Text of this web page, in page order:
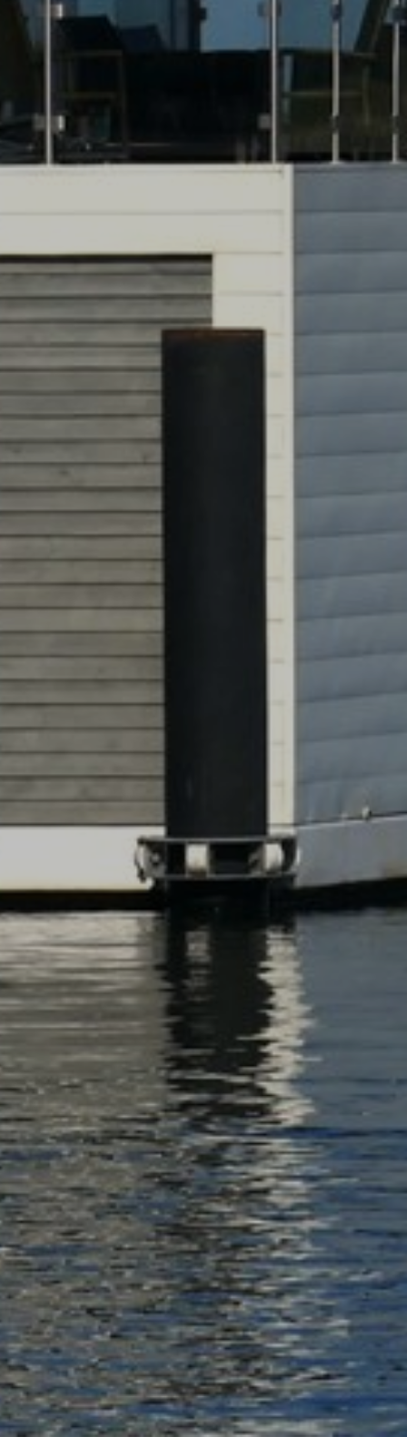
Deze site gebruikt cookies en Google
technologieën om het siteverkeer te analyseren.
Het doel van marketingcookies is advertenties
voor de individuele gebruiker. Deze advertenties
worden zo waardevoller voor uitgevers en externe